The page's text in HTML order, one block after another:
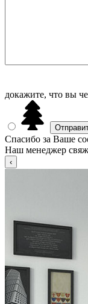
докажите, что вы
Спасибо за Ваше
Наш менеджер